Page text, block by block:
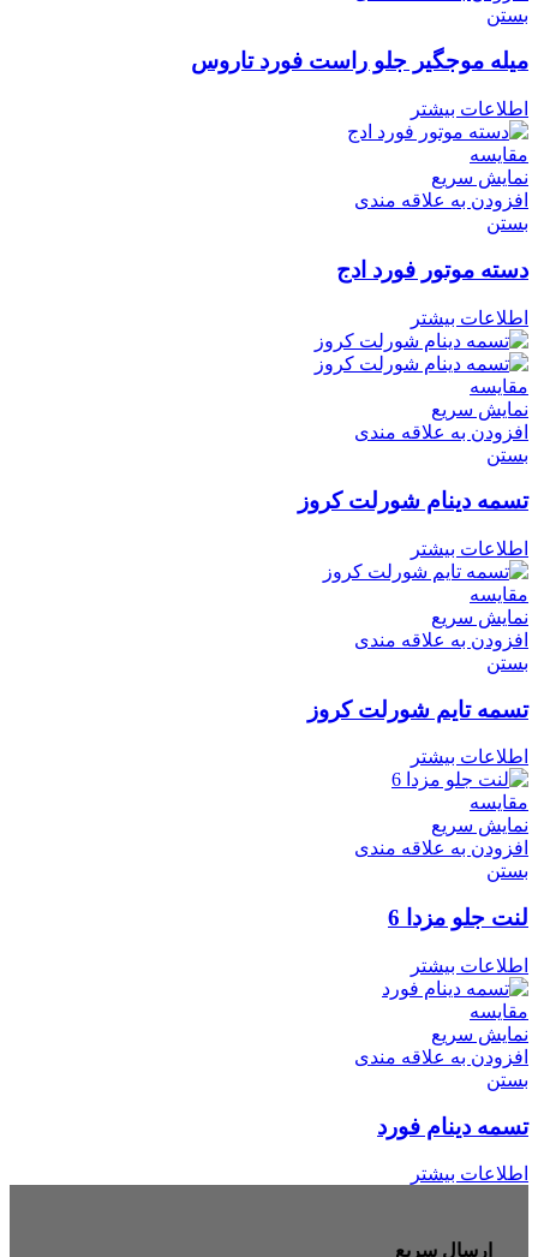
بستن
میله موجگیر جلو راست فورد تاروس
اطلاعات بیشتر
مقایسه
نمایش سریع
افزودن به علاقه مندی
بستن
دسته موتور فورد ادج
اطلاعات بیشتر
مقایسه
نمایش سریع
افزودن به علاقه مندی
بستن
تسمه دینام شورلت کروز
اطلاعات بیشتر
مقایسه
نمایش سریع
افزودن به علاقه مندی
بستن
تسمه تایم شورلت کروز
اطلاعات بیشتر
مقایسه
نمایش سریع
افزودن به علاقه مندی
بستن
لنت جلو مزدا 6
اطلاعات بیشتر
مقایسه
نمایش سریع
افزودن به علاقه مندی
بستن
تسمه دینام فورد
اطلاعات بیشتر
ارسال سریع